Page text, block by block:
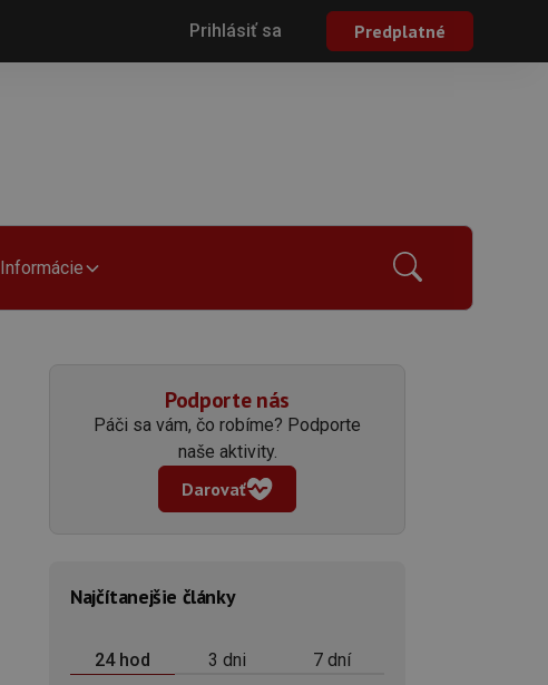
Prihlásiť sa Predplatné
Informácie
Podporte nás
Páči sa vám, čo robíme? Podporte
naše aktivity.
Darovať
Najčítanejšie články
24 hod 3 dni 7 dní